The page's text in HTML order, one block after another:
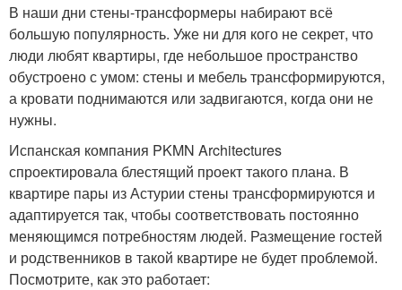
В наши дни стены-трансформеры набирают всё
большую популярность. Уже ни для кого не секрет, что
люди любят квартиры, где небольшое пространство
обустроено с умом: стены и мебель трансформируются,
а кровати поднимаются или задвигаются, когда они не
нужны.
Испанская компания PKMN Architectures
спроектировала блестящий проект такого плана. В
квартире пары из Астурии стены трансформируются и
адаптируется так, чтобы соответствовать постоянно
меняющимся потребностям людей. Размещение гостей
и родственников в такой квартире не будет проблемой.
Посмотрите, как это работает: